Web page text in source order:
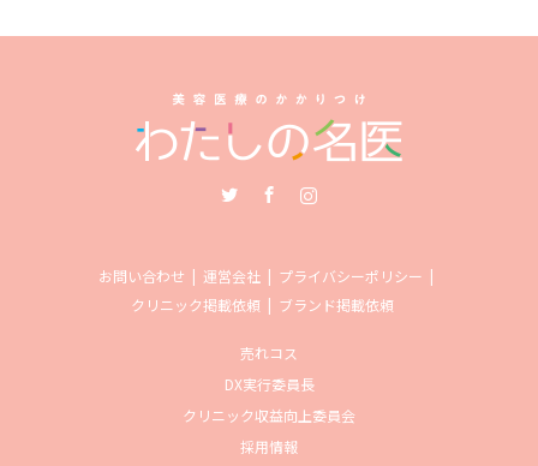
お問い合わせ 運営会社
プライバシーポリシー
クリニック掲載依頼
ブランド掲載依頼
売れコス
DX実行委員長
クリニック収益向上委員会
採用情報